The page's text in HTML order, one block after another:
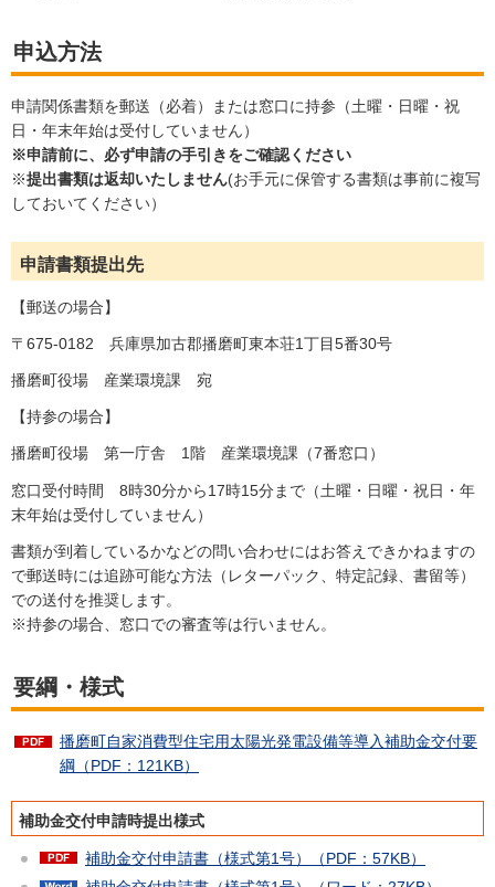
申込方法
申請関係書類を郵送（必着）または窓口に持参（土曜・日曜・祝
日・年末年始は受付していません）
※申請前に、必ず申請の手引きをご確認ください
※提出書類は返却いたしません(お手元に保管する書類は事前に複写
しておいてください）
申請書類提出先
【郵送の場合】
〒675-0182 兵庫県加古郡播磨町東本荘1丁目5番30号
播磨町役場 産業環境課 宛
【持参の場合】
播磨町役場 第一庁舎 1階 産業環境課（7番窓口）
窓口受付時間 8時30分から17時15分まで（土曜・日曜・祝日・年
末年始は受付していません）
書類が到着しているかなどの問い合わせにはお答えできかねますの
で郵送時には追跡可能な方法（レターパック、特定記録、書留等）
での送付を推奨します。
※持参の場合、窓口での審査等は行いません。
要綱・様式
播磨町自家消費型住宅用太陽光発電設備等導入補助金交付要
綱（PDF：121KB）
補助金交付申請時提出様式
補助金交付申請書（様式第1号）（PDF：57KB）